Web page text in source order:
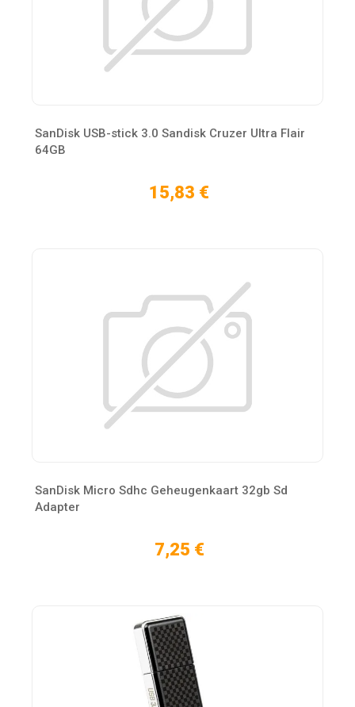
SanDisk USB-stick 3.0 Sandisk Cruzer Ultra Flair
64GB
15,83 €
SanDisk Micro Sdhc Geheugenkaart 32gb Sd
Adapter
7,25 €